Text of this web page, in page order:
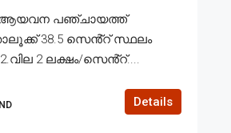
ആയവന പഞ്ചായത്ത്
38.5 സെൻ്റ് സ്ഥലം
2 ലക്ഷം/സെൻ്റ്....
Details